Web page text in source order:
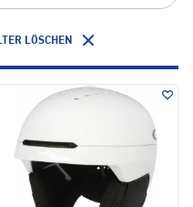
LÖSCHEN